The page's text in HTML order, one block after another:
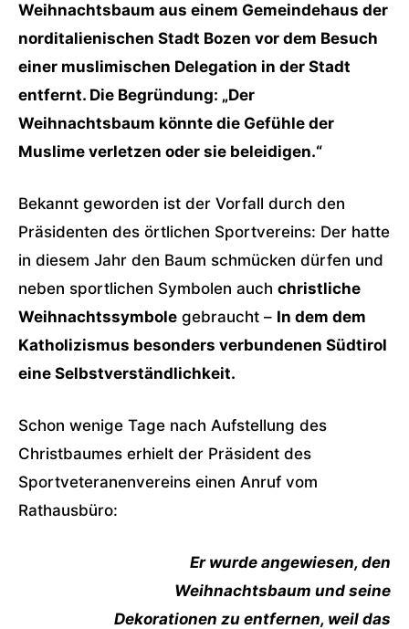
Weihnachtsbaum aus einem Gemeindehaus der
norditalienischen Stadt Bozen vor dem Besuch
einer muslimischen Delegation in der Stadt
entfernt. Die Begründung: „Der
Weihnachtsbaum könnte die Gefühle der
Muslime verletzen oder sie beleidigen.“
Bekannt geworden ist der Vorfall durch den
Präsidenten des örtlichen Sportvereins: Der hatte
in diesem Jahr den Baum schmücken dürfen und
neben sportlichen Symbolen auch christliche
Weihnachtssymbole gebraucht – In dem dem
Katholizismus besonders verbundenen Südtirol
eine Selbstverständlichkeit.
Schon wenige Tage nach Aufstellung des
Christbaumes erhielt der Präsident des
Sportveteranenvereins einen Anruf vom
Rathausbüro:
Er wurde angewiesen, den
Weihnachtsbaum und seine
Dekorationen zu entfernen, weil das